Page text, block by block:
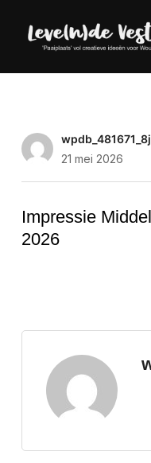
21 mei 2026
Impressie
2026